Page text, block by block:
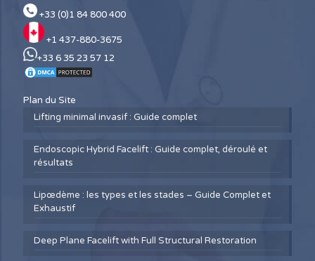
+33 (0)1 84 800 400
+1 437-880-3675
+33 6 35 23 57 12
Plan du Site
Lifting minimal invasif : Guide complet
Endoscopic Hybrid Facelift : Guide complet, déroulé et
résultats
Lipœdème : les types et les stades – Guide Complet et
Exhaustif
Deep Plane Facelift with Full Structural Restoration